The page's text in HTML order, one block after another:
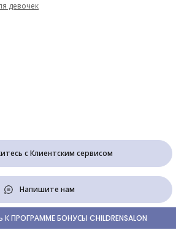
девочек
с Клиентским сервисом
Напишите нам
ПРОГРАММЕ БОНУСЫ CHILDRENSALON